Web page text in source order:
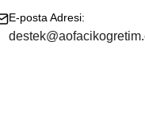
E-posta Adresi: